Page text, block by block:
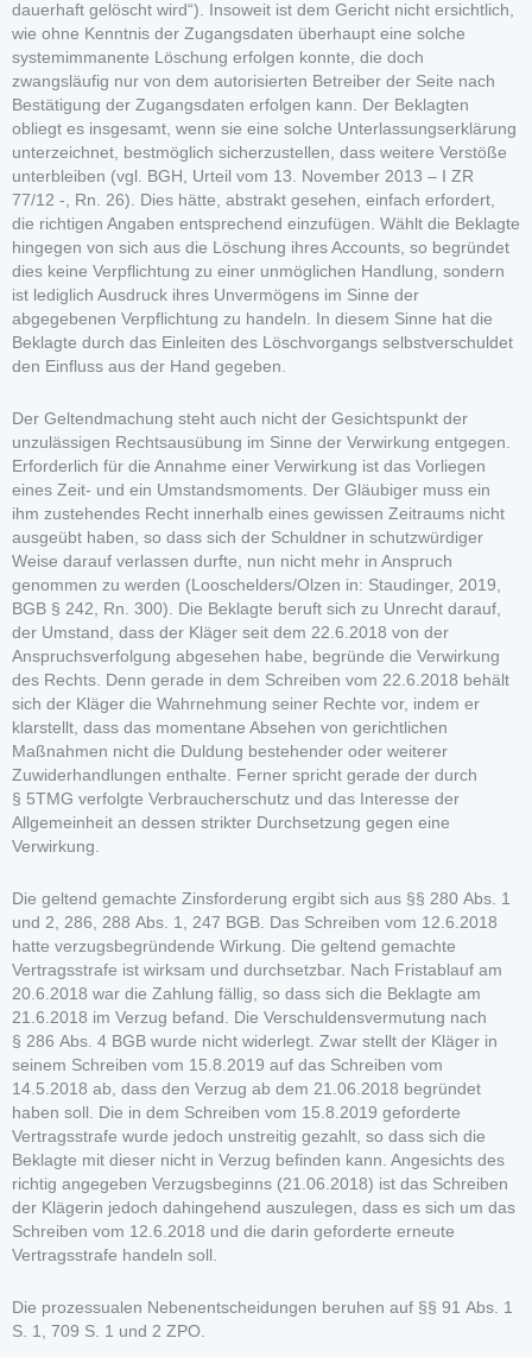
dauerhaft gelöscht wird“). Insoweit ist dem Gericht nicht ersichtlich,
wie ohne Kenntnis der Zugangsdaten überhaupt eine solche
systemimmanente Löschung erfolgen konnte, die doch
zwangsläufig nur von dem autorisierten Betreiber der Seite nach
Bestätigung der Zugangsdaten erfolgen kann. Der Beklagten
obliegt es insgesamt, wenn sie eine solche Unterlassungserklärung
unterzeichnet, bestmöglich sicherzustellen, dass weitere Verstöße
unterbleiben (vgl. BGH, Urteil vom 13. November 2013 – I ZR
77/12 -, Rn. 26). Dies hätte, abstrakt gesehen, einfach erfordert,
die richtigen Angaben entsprechend einzufügen. Wählt die Beklagte
hingegen von sich aus die Löschung ihres Accounts, so begründet
dies keine Verpflichtung zu einer unmöglichen Handlung, sondern
ist lediglich Ausdruck ihres Unvermögens im Sinne der
abgegebenen Verpflichtung zu handeln. In diesem Sinne hat die
Beklagte durch das Einleiten des Löschvorgangs selbstverschuldet
den Einfluss aus der Hand gegeben.
Der Geltendmachung steht auch nicht der Gesichtspunkt der
unzulässigen Rechtsausübung im Sinne der Verwirkung entgegen.
Erforderlich für die Annahme einer Verwirkung ist das Vorliegen
eines Zeit- und ein Umstandsmoments. Der Gläubiger muss ein
ihm zustehendes Recht innerhalb eines gewissen Zeitraums nicht
ausgeübt haben, so dass sich der Schuldner in schutzwürdiger
Weise darauf verlassen durfte, nun nicht mehr in Anspruch
genommen zu werden (Looschelders/Olzen in: Staudinger, 2019,
BGB § 242, Rn. 300). Die Beklagte beruft sich zu Unrecht darauf,
der Umstand, dass der Kläger seit dem 22.6.2018 von der
Anspruchsverfolgung abgesehen habe, begründe die Verwirkung
des Rechts. Denn gerade in dem Schreiben vom 22.6.2018 behält
sich der Kläger die Wahrnehmung seiner Rechte vor, indem er
klarstellt, dass das momentane Absehen von gerichtlichen
Maßnahmen nicht die Duldung bestehender oder weiterer
Zuwiderhandlungen enthalte. Ferner spricht gerade der durch
§ 5TMG verfolgte Verbraucherschutz und das Interesse der
Allgemeinheit an dessen strikter Durchsetzung gegen eine
Verwirkung.
Die geltend gemachte Zinsforderung ergibt sich aus §§ 280 Abs. 1
und 2, 286, 288 Abs. 1, 247 BGB. Das Schreiben vom 12.6.2018
hatte verzugsbegründende Wirkung. Die geltend gemachte
Vertragsstrafe ist wirksam und durchsetzbar. Nach Fristablauf am
20.6.2018 war die Zahlung fällig, so dass sich die Beklagte am
21.6.2018 im Verzug befand. Die Verschuldensvermutung nach
§ 286 Abs. 4 BGB wurde nicht widerlegt. Zwar stellt der Kläger in
seinem Schreiben vom 15.8.2019 auf das Schreiben vom
14.5.2018 ab, dass den Verzug ab dem 21.06.2018 begründet
haben soll. Die in dem Schreiben vom 15.8.2019 geforderte
Vertragsstrafe wurde jedoch unstreitig gezahlt, so dass sich die
Beklagte mit dieser nicht in Verzug befinden kann. Angesichts des
richtig angegeben Verzugsbeginns (21.06.2018) ist das Schreiben
der Klägerin jedoch dahingehend auszulegen, dass es sich um das
Schreiben vom 12.6.2018 und die darin geforderte erneute
Vertragsstrafe handeln soll.
Die prozessualen Nebenentscheidungen beruhen auf §§ 91 Abs. 1
S. 1, 709 S. 1 und 2 ZPO.